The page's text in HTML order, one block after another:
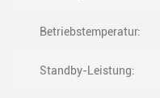
Betriebstemperatur:
Standby-Leistung: